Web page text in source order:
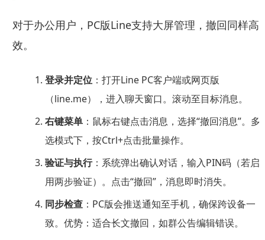
对于办公用户，PC版Line支持大屏管理，撤回同样高
效。
登录并定位：打开Line PC客户端或网页版
（line.me），进入聊天窗口。滚动至目标消息。
右键菜单：鼠标右键点击消息，选择“撤回消息”。多
选模式下，按Ctrl+点击批量操作。
验证与执行：系统弹出确认对话，输入PIN码（若启
用两步验证）。点击“撤回”，消息即时消失。
同步检查：PC版会推送通知至手机，确保跨设备一
致。优势：适合长文撤回，如群公告编辑错误。